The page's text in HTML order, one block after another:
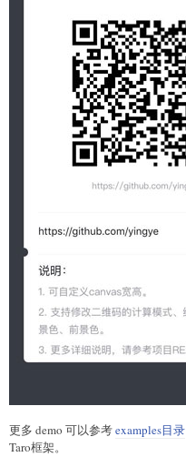
更多 demo 可以参考examples目录
Taro框架。